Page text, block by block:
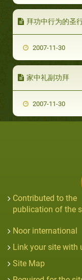
拜功中行为的圣
2007-11-30
家中礼副功拜
2007-11-30
Contributed to the
publication of the
Noor international
Link your site with
Site Map